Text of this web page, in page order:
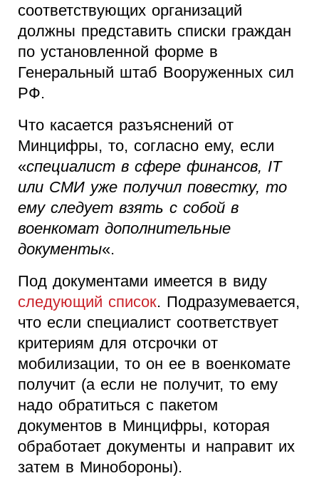
соответствующих организаций
должны представить списки граждан
по установленной форме в
Генеральный штаб Вооруженных сил
РФ.
Что касается разъяснений от
Минцифры, то, согласно ему, если
«специалист в сфере финансов, IT
или СМИ уже получил повестку, то
ему следует взять с собой в
военкомат дополнительные
документы«.
Под документами имеется в виду
следующий список. Подразумевается,
что если специалист соответствует
критериям для отсрочки от
мобилизации, то он ее в военкомате
получит (а если не получит, то ему
надо обратиться с пакетом
документов в Минцифры, которая
обработает документы и направит их
затем в Минобороны).